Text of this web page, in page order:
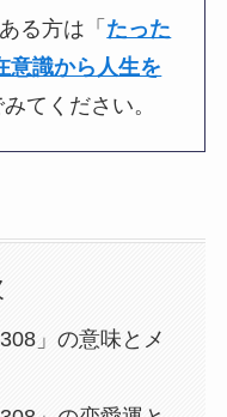
る方は「 たった
意識から人生を
てください。
」の意味とメ